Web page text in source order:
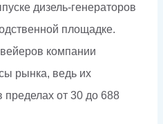
дизель-генераторов
площадке.
компании
рынка, ведь их
пределах от 30 до 688